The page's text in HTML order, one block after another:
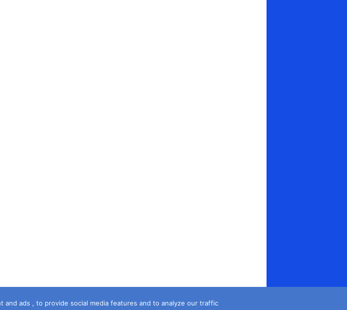
ads , to provide social media features and to analyze our traffic...